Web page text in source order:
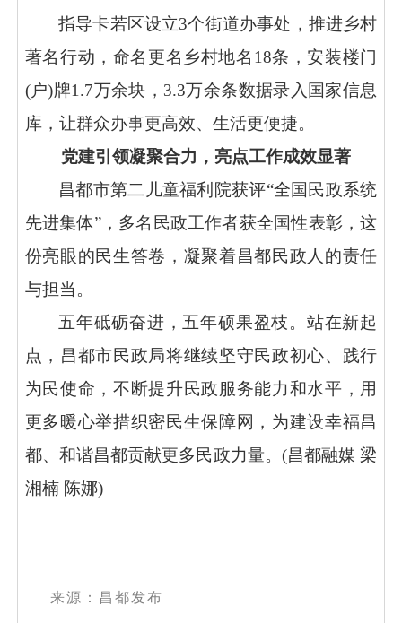
指导卡若区设立3个街道办事处，推进乡村
著名行动，命名更名乡村地名18条，安装楼门
(户)牌1.7万余块，3.3万余条数据录入国家信息
库，让群众办事更高效、生活更便捷。
党建引领凝聚合力，亮点工作成效显著
昌都市第二儿童福利院获评“全国民政系统
先进集体”，多名民政工作者获全国性表彰，这
份亮眼的民生答卷，凝聚着昌都民政人的责任
与担当。
五年砥砺奋进，五年硕果盈枝。站在新起
点，昌都市民政局将继续坚守民政初心、践行
为民使命，不断提升民政服务能力和水平，用
更多暖心举措织密民生保障网，为建设幸福昌
都、和谐昌都贡献更多民政力量。 (昌都融媒 梁
湘楠 陈娜)
来源：昌都发布